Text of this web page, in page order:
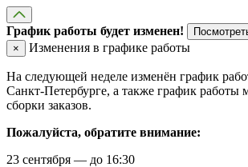
График работы будет изменен!
×
Изменения в графике работы
На следующей неделе изменён график
Санкт-Петербурге, а также график работы
сборки заказов.
Пожалуйста, обратите внимание:
23 сентября — до 16:30